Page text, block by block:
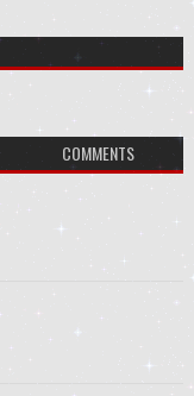
COMMENTS